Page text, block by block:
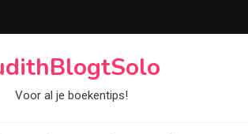
Voor al je boekentips!